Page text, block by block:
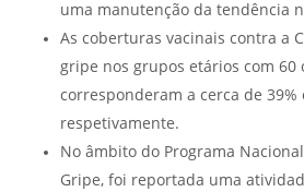
uma manutenção da tendência
As coberturas vacinais contra a
gripe nos grupos etários com 60
corresponderam a cerca de 39%
respetivamente.
No âmbito do Programa
Gripe, foi reportada uma